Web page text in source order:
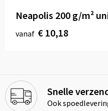
Neapolis 200 g/m²
vanaf € 10,18
Snelle
Ook